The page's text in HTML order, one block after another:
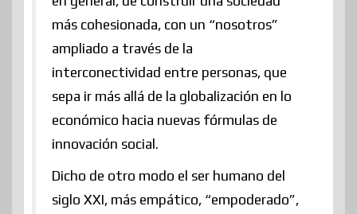
más cohesionada, con un “nosotros”
ampliado a través de la
interconectividad entre personas, que
sepa ir más allá de la globalización en lo
económico hacia nuevas fórmulas de
innovación social.
Dicho de otro modo el ser humano del
siglo XXI, más empático, “empoderado”,